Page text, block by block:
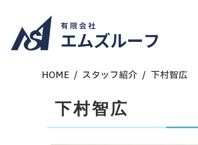
HOME
スタッフ紹介 下村智広
下村智広